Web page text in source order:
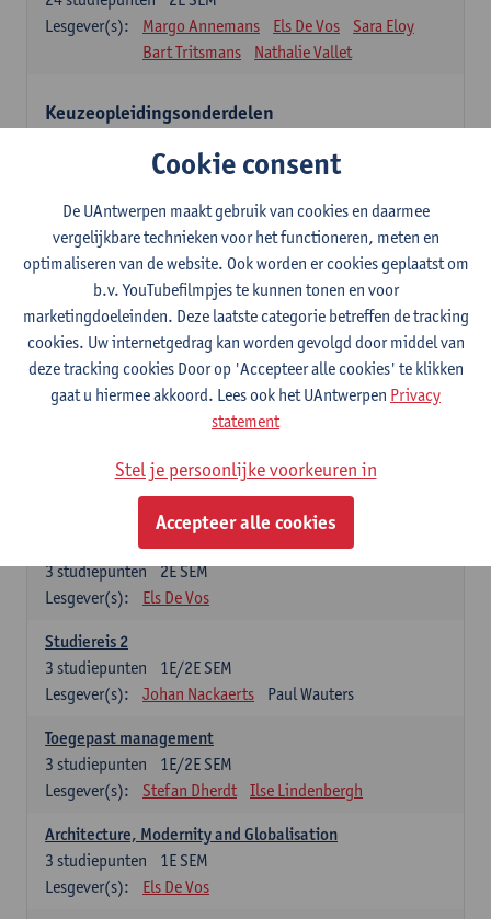
Lesgever(s):
Margo Annemans Els De Vos
Sara Eloy
Bart Tritsmans
Nathalie Vallet
Keuzeopleidingsonderdelen
Studenten kiezen voor 12 studiepunten één of meerdere
een andere masteropleiding van de UAntwerpen.
Studenten dienen hiervoor een goedkeuring aan te vragen via het
formulier 'aanvraag keuzeopleidingsonderdeel van een UA-
opleiding' (zie website Universiteit Antwerpen - Faculteiten -
Faculteit Ontwerpwetenschappen – Studeren en onderwijs >
formulieren).
Het ingevulde formulier moet, volgens de vermelde deadline op
het formulier, aan de studentenadministratie van de faculteit
Ontwerpwetenschappen bezorgd worden.
Lesgever(s):
Inge Somers Ann Coen
Glen D'haenens
Esther Vandamme
Summer School
2E SEM
3studiepunten
Lesgever(s):
Els De Vos
Studiereis 2
1E/2E SEM
3 studiepunten
Lesgever(s):
Johan Nackaerts Paul Wauters
Toegepast management
1E/2E SEM
3 studiepunten
Lesgever(s):
Stefan Dherdt Ilse Lindenbergh
Architecture, Modernity and Globalisation
1E SEM
3 studiepunten
Lesgever(s):
Els De Vos
Cookie consent
De UAntwerpen maakt gebruik van cookies en daarmee
vergelijkbare technieken voor het functioneren, meten en
optimaliseren van de website. Ook worden er cookies geplaatst om
b.v. YouTubefilmpjes te kunnen tonen en voor
marketingdoeleinden. Deze laatste categorie betreffen de tracking
cookies. Uw internetgedrag kan worden gevolgd door middel van
deze tracking cookies Door op 'Accepteer alle cookies' te klikken
gaat u hiermee akkoord. Lees ook het UAntwerpen Privacy
statement
Stel je persoonlijke voorkeuren in
Accepteer alle cookies